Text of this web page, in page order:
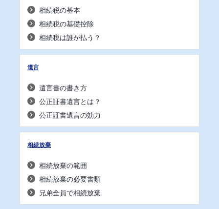
相続税の基本
相続税の基礎控除
相続税は誰が払う？
遺言
遺言書の書き方
公正証書遺言とは？
公正証書遺言の効力
相続放棄
相続放棄の範囲
相続放棄の必要書類
兄弟全員で相続放棄